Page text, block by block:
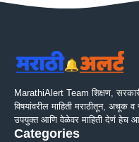
MarathiAlert Team शिक्षण,
विषयांवरील माहिती मराठीतून, अचूक व
उपयुक्त आणि वेळेवर माहिती देणं हेच
Categories